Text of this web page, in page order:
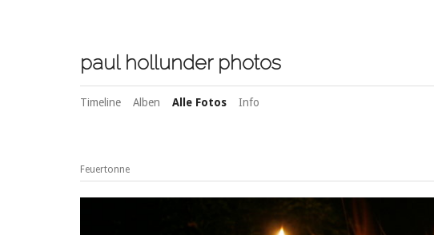
paul hollunder photos
Timeline Alben Alle Fotos Info
Feuertonne